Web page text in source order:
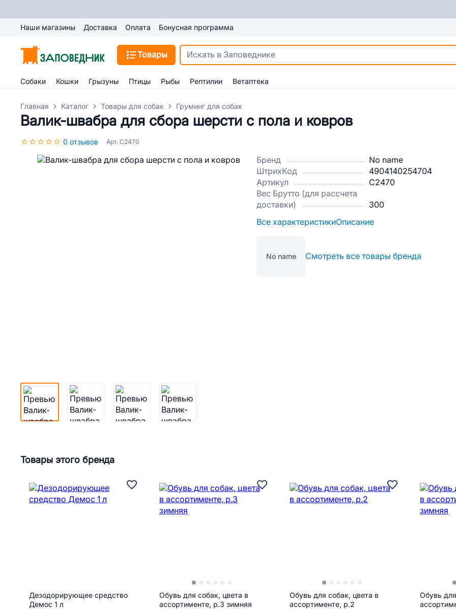
Наши магазины Доставка Оплата Бонусная программа
Товары
Собаки Кошки Грызуны Птицы Рыбы Рептилии Ветаптека
Главная Каталог Товары для собак Груминг для собак
Валик-швабра для сбора шерсти с пола и ковров
0 отзывов Арт. C2470
Бренд
No name
ШтрихКод
4904140254704
Артикул
C2470
Вес Брутто (для рассчета
доставки)
300
Все характеристикиОписание
No name Смотреть все товары бренда
Товары этого бренда
Дезодорирующее средство
Демос 1 л
Обувь для собак, цвета в
ассортименте, р.3 зимняя
Обувь для собак, цвета в
ассортименте, р.2
Обувь